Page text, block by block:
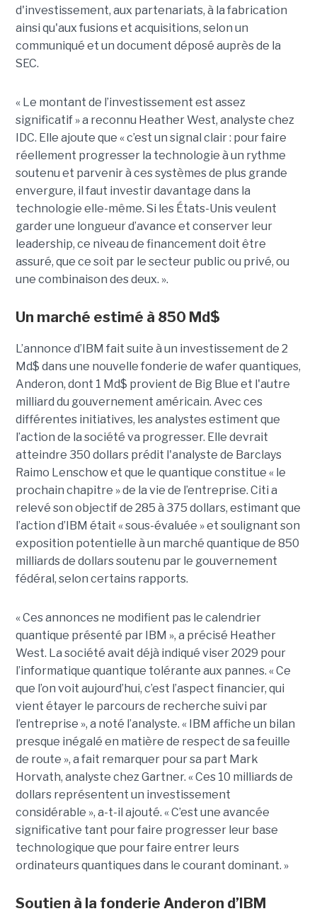
d'investissement, aux partenariats, à la fabrication
ainsi qu'aux fusions et acquisitions, selon un
communiqué et un document déposé auprès de la
SEC.
« Le montant de l’investissement est assez
significatif » a reconnu Heather West, analyste chez
IDC. Elle ajoute que « c’est un signal clair : pour faire
réellement progresser la technologie à un rythme
soutenu et parvenir à ces systèmes de plus grande
envergure, il faut investir davantage dans la
technologie elle-même. Si les États-Unis veulent
garder une longueur d’avance et conserver leur
leadership, ce niveau de financement doit être
assuré, que ce soit par le secteur public ou privé, ou
une combinaison des deux. ».
Un marché estimé à 850 Md$
L’annonce d’IBM fait suite à un investissement de 2
Md$ dans une nouvelle fonderie de wafer quantiques,
Anderon, dont 1 Md$ provient de Big Blue et l'autre
milliard du gouvernement américain. Avec ces
différentes initiatives, les analystes estiment que
l’action de la société va progresser. Elle devrait
atteindre 350 dollars prédit l'analyste de Barclays
Raimo Lenschow et que le quantique constitue « le
prochain chapitre » de la vie de l’entreprise. Citi a
relevé son objectif de 285 à 375 dollars, estimant que
l’action d’IBM était « sous-évaluée » et soulignant son
exposition potentielle à un marché quantique de 850
milliards de dollars soutenu par le gouvernement
fédéral, selon certains rapports.
« Ces annonces ne modifient pas le calendrier
quantique présenté par IBM », a précisé Heather
West. La société avait déjà indiqué viser 2029 pour
l’informatique quantique tolérante aux pannes. « Ce
que l’on voit aujourd’hui, c’est l’aspect financier, qui
vient étayer le parcours de recherche suivi par
l’entreprise », a noté l’analyste. « IBM affiche un bilan
presque inégalé en matière de respect de sa feuille
de route », a fait remarquer pour sa part Mark
Horvath, analyste chez Gartner. « Ces 10 milliards de
dollars représentent un investissement
considérable », a-t-il ajouté. « C’est une avancée
significative tant pour faire progresser leur base
technologique que pour faire entrer leurs
ordinateurs quantiques dans le courant dominant. »
Soutien à la fonderie Anderon d’IBM